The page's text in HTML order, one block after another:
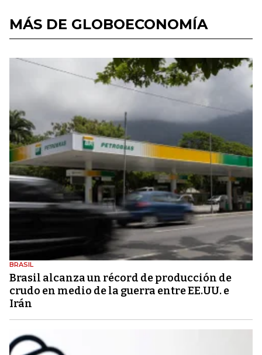
MÁS DE GLOBOECONOMÍA
BRASIL
Brasil alcanza un récord de producción de
crudo en medio de la guerra entre EE.UU. e
Irán